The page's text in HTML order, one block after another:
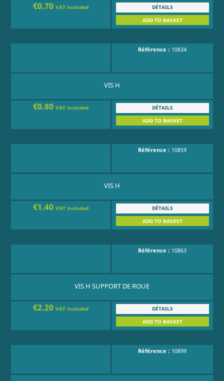
€0.70VAT included
DÉTAILS
ADD TO BASKET
Référence : 10834
VIS H
€0.80VAT included
DÉTAILS
ADD TO BASKET
Référence : 10859
VIS H
€1.40VAT included
DÉTAILS
ADD TO BASKET
Référence : 10863
VIS H SUPPORT DE ROUE
€2.20VAT included
DÉTAILS
ADD TO BASKET
Référence : 10899